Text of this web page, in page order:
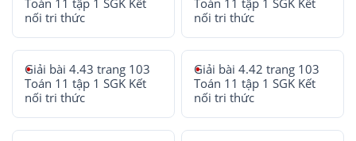
Toán 11 tập 1 SGK Kết
nối tri thức
Toán 11 tập 1 SGK Kết
nối tri thức
Giải bài 4.43 trang 103
Toán 11 tập 1 SGK Kết
nối tri thức
Giải bài 4.42 trang 103
Toán 11 tập 1 SGK Kết
nối tri thức